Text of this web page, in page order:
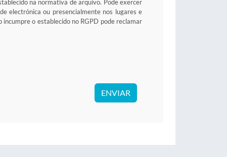
na normativa de arquivo. Pode exercer
electrónica ou presencialmente nos lugares e
o establecido no RGPD pode reclamar
ENVIAR